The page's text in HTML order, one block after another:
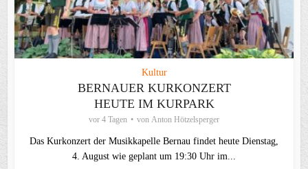
Kultur
BERNAUER KURKONZERT
HEUTE IM KURPARK
vor 4 Tagen von Anton Hötzelsperger
Das Kurkonzert der Musikkapelle Bernau findet heute Dienstag,
4. August wie geplant um 19:30 Uhr im...